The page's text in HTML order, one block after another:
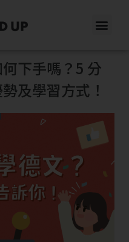
下手嗎？5 分
及學習方式！